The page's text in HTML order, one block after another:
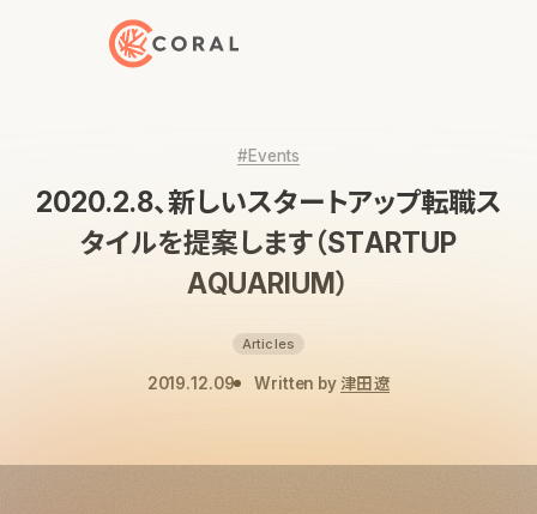
トップページへ戻る
#Events
2020.2.8、新しいスタートアップ転職ス
タイルを提案します（STARTUP
AQUARIUM）
Articles
2019.12.09 Written by津田 遼